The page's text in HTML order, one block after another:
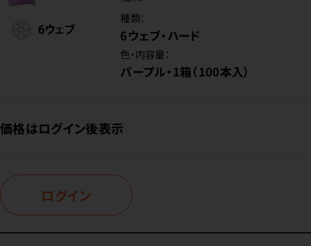
種類：
6ウェブ・ハード
色・内容量：
パープル・1箱（100本入）
価格はログイン後表示
ログイン